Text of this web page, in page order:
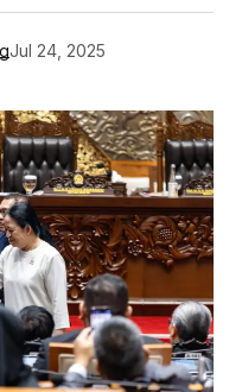
Jul 24, 2025